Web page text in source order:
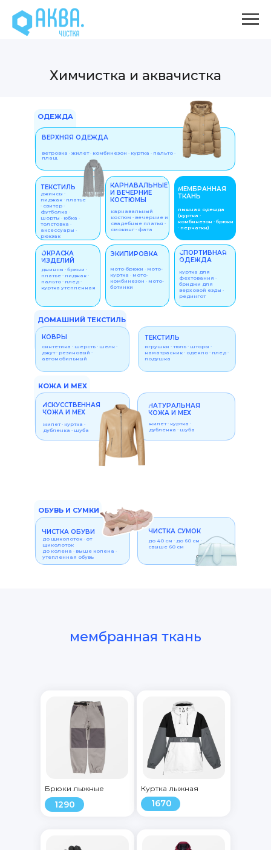
Химчистка и аквачистка
ОДЕЖДА
СПОРТИВНАЯ
ОДЕЖДА
куртка для
фехтования ·
бриджи для
верховой езды ·
редингот
ЭКИПИРОВКА
мото-брюки · мото-
куртка · мото-
комбинезон · мото-
ботинки
ОКРАСКА
ИЗДЕЛИЙ
джинсы · брюки ·
платье · пиджак ·
пальто · плед ·
куртка утепленная
МЕМБРАННАЯ
ТКАНЬ
лыжная одежда
(куртка ·
комбинезон · брюки
· перчатки)
КАРНАВАЛЬНЫЕ
И ВЕЧЕРНИЕ
КОСТЮМЫ
карнавальный
костюм · вечерние и
свадебные платья ·
смокинг · фата
ТЕКСТИЛЬ
джинсы ·
пиджак · платье
· свитер ·
футболка ·
шорты · юбка ·
толстовка ·
аксессуары ·
рюкзак
ВЕРХНЯЯ ОДЕЖДА
ветровка · жилет · комбинезон · куртка · пальто ·
плащ
ДОМАШНИЙ ТЕКСТИЛЬ
КОВРЫ
синтетика · шерсть · шелк ·
джут · резиновый ·
автомобильный
ТЕКСТИЛЬ
игрушки · тюль · шторы ·
наматрасник · одеяло · плед ·
подушка
КОЖА И МЕХ
ИСКУССТВЕННАЯ
КОЖА И МЕХ
жилет · куртка ·
дубленка · шуба
НАТУРАЛЬНАЯ
КОЖА И МЕХ
жилет · куртка ·
дубленка · шуба
ОБУВЬ И СУМКИ
ЧИСТКА ОБУВИ
до щиколоток · от
щиколоток
до колена · выше колена ·
утепленная обувь
ЧИСТКА СУМОК
до 40 см · до 60 см ·
свыше 60 см
мембранная ткань
Брюки лыжные
1290 1670
Куртка лыжная